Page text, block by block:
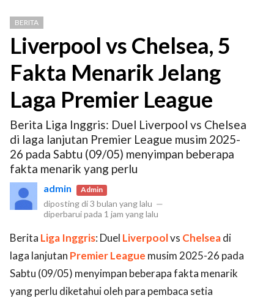
BERITA
Liverpool vs Chelsea, 5
Fakta Menarik Jelang
Laga Premier League
Berita Liga Inggris: Duel Liverpool vs Chelsea
di laga lanjutan Premier League musim 2025-
26 pada Sabtu (09/05) menyimpan beberapa
fakta menarik yang perlu
admin Admin
diposting di3 bulan yang lalu —
diperbarui pada 1 jam yang lalu
Berita Liga Inggris: Duel Liverpoolvs Chelseadi
laga lanjutan Premier League musim 2025-26 pada
Sabtu (09/05) menyimpan beberapa fakta menarik
yang perlu diketahui oleh para pembaca setia